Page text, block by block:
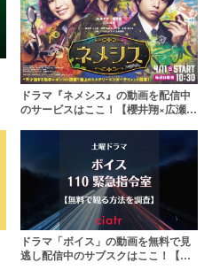
ドラマ『ネメシス』の動画を配信中
のサービスはここ！【櫻井翔×広瀬す
ドラマ「ボイス」の動画を無料で見
逃し配信中のサブスクはここ！【日